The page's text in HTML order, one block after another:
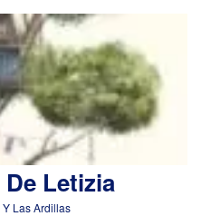
Letizia
Las Ardillas